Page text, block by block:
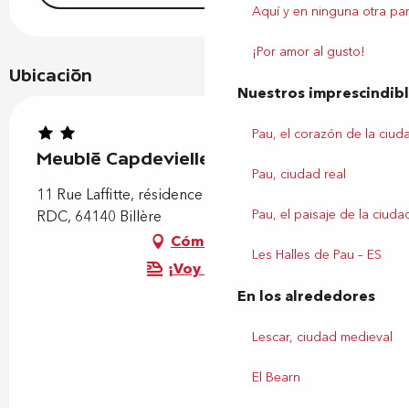
Aquí y en ninguna otra
¡Por amor al gusto!
Nuestros
Pau, el corazón de la
Pau, ciudad real
Pau, el paisaje de la
Les Halles de Pau – ES
En los alrededores
Lescar, ciudad medieval
El Bearn
Ubicación
Meublé Capdevielle
11 Rue Laffitte, résidence Estibette, bâtiment 11,
RDC, 64140 Billère
Cómo llegar
¡Voy en tren!